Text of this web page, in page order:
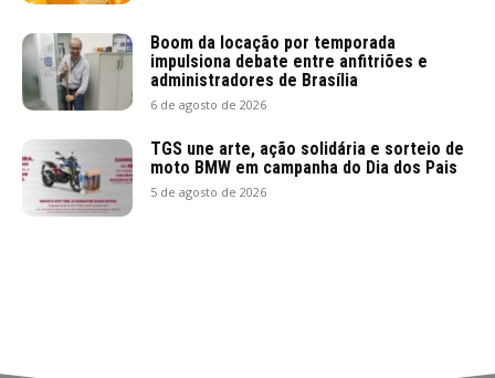
Boom da locação por temporada
impulsiona debate entre anfitriões e
administradores de Brasília
6 de agosto de 2026
TGS une arte, ação solidária e sorteio de
moto BMW em campanha do Dia dos Pais
5 de agosto de 2026